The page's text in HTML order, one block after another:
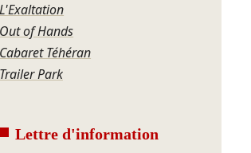
L'Exaltation
Out of Hands
Cabaret Téhéran
Trailer Park
Lettre d'information